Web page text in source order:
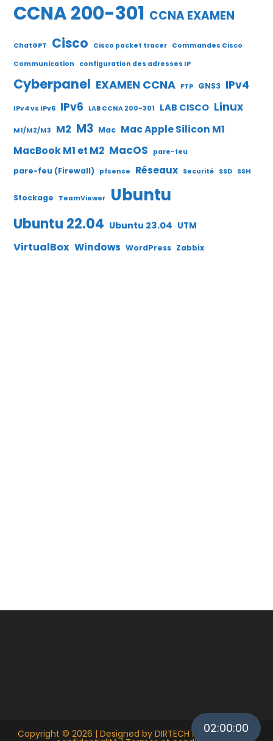
02:00:00
CCNA 200-301 CCNA EXAMEN
ChatGPT Cisco Cisco packet tracer Commandes Cisco
Communication
configuration des adresses IP
Cyberpanel EXAMEN CCNA FTP GNS3 IPv4
IPv4 vs IPv6 IPv6 LAB CCNA 200-301 LAB CISCO Linux
M1/M2/M3 M2 M3 Mac Mac Apple Silicon M1
MacBook M1 et M2 MacOS pare-feu
pare-feu (Firewall) pfsense Réseaux Securité SSD SSH
Stockage TeamViewer Ubuntu
Ubuntu 22.04 Ubuntu 23.04 UTM
VirtualBox Windows WordPress Zabbix
Copyright © 2026 | Designed by DIRTECH IT |Politique de